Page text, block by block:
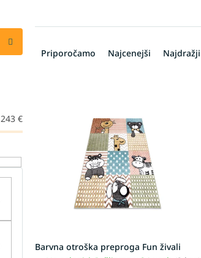
243 €
l
k
Priporočamo Najcenejši Najdražji
t
Barvna otroška preproga Fun živali